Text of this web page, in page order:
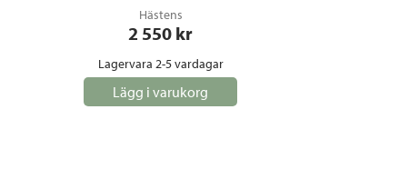
Hästens
2 550 kr
Lagervara 2-5 vardagar
Lägg i varukorg